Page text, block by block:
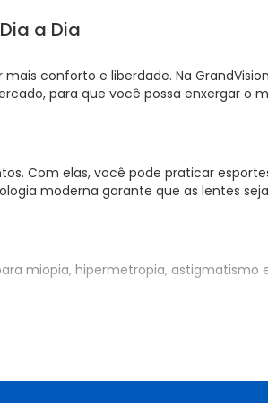
a Dia
conforto e liberdade. Na
para que você possa enxergar o
Com elas, você pode praticar
moderna garante que as lentes
miopia, hipermetropia, astigmatismo
em um único produto.